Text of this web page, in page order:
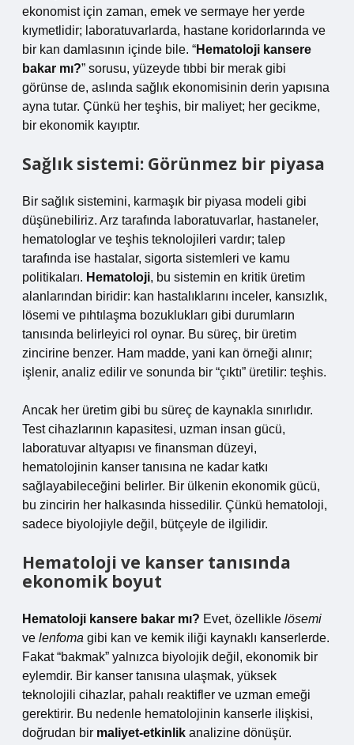
ekonomist için zaman, emek ve sermaye her yerde
kıymetlidir; laboratuvarlarda, hastane koridorlarında ve
bir kan damlasının içinde bile. “Hematoloji kansere
bakar mı?” sorusu, yüzeyde tıbbi bir merak gibi
görünse de, aslında sağlık ekonomisinin derin yapısına
ayna tutar. Çünkü her teşhis, bir maliyet; her gecikme,
bir ekonomik kayıptır.
Sağlık sistemi: Görünmez bir piyasa
Bir sağlık sistemini, karmaşık bir piyasa modeli gibi
düşünebiliriz. Arz tarafında laboratuvarlar, hastaneler,
hematologlar ve teşhis teknolojileri vardır; talep
tarafında ise hastalar, sigorta sistemleri ve kamu
politikaları. Hematoloji, bu sistemin en kritik üretim
alanlarından biridir: kan hastalıklarını inceler, kansızlık,
lösemi ve pıhtılaşma bozuklukları gibi durumların
tanısında belirleyici rol oynar. Bu süreç, bir üretim
zincirine benzer. Ham madde, yani kan örneği alınır;
işlenir, analiz edilir ve sonunda bir “çıktı” üretilir: teşhis.
Ancak her üretim gibi bu süreç de kaynakla sınırlıdır.
Test cihazlarının kapasitesi, uzman insan gücü,
laboratuvar altyapısı ve finansman düzeyi,
hematolojinin kanser tanısına ne kadar katkı
sağlayabileceğini belirler. Bir ülkenin ekonomik gücü,
bu zincirin her halkasında hissedilir. Çünkü hematoloji,
sadece biyolojiyle değil, bütçeyle de ilgilidir.
Hematoloji ve kanser tanısında
ekonomik boyut
Hematoloji kansere bakar mı? Evet, özellikle lösemi
ve lenfoma gibi kan ve kemik iliği kaynaklı kanserlerde.
Fakat “bakmak” yalnızca biyolojik değil, ekonomik bir
eylemdir. Bir kanser tanısına ulaşmak, yüksek
teknolojili cihazlar, pahalı reaktifler ve uzman emeği
gerektirir. Bu nedenle hematolojinin kanserle ilişkisi,
doğrudan bir maliyet-etkinlik analizine dönüşür.